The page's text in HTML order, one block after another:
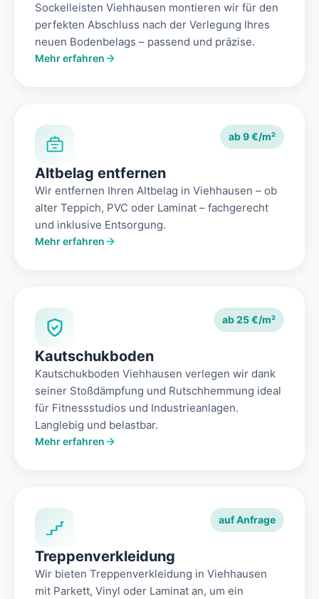
Sockelleisten Viehhausen montieren wir für den
perfekten Abschluss nach der Verlegung Ihres
neuen Bodenbelags – passend und präzise.
Mehr erfahren
ab 9 €/m²
Altbelag entfernen
Wir entfernen Ihren Altbelag in Viehhausen – ob
alter Teppich, PVC oder Laminat – fachgerecht
und inklusive Entsorgung.
Mehr erfahren
ab 25 €/m²
Kautschukboden
Kautschukboden Viehhausen verlegen wir dank
seiner Stoßdämpfung und Rutschhemmung ideal
für Fitnessstudios und Industrieanlagen.
Langlebig und belastbar.
Mehr erfahren
auf Anfrage
Treppenverkleidung
Wir bieten Treppenverkleidung in Viehhausen
mit Parkett, Vinyl oder Laminat an, um ein